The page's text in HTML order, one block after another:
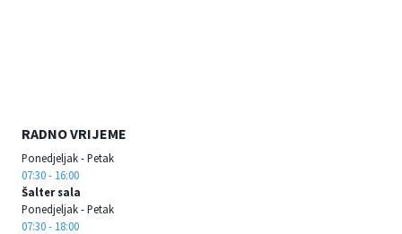
RADNO VRIJEME
Ponedjeljak - Petak
07:30 - 16:00
Šalter sala
Ponedjeljak - Petak
07:30 - 18:00